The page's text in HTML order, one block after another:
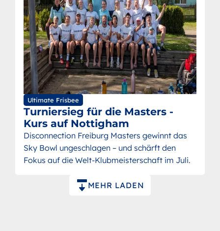
Ultimate Frisbee
Turniersieg für die Masters -
Kurs auf Nottigham
Disconnection Freiburg Masters gewinnt das
Sky Bowl ungeschlagen – und schärft den
Fokus auf die Welt-Klubmeisterschaft im Juli.
Paginierung
MEHR LADEN